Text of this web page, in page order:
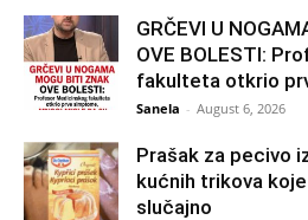
GRČEVI U
OVE BOLESTI:
fakulteta otkrio
Sanela - August 6, 2026
Prašak za pecivo
kućnih trikova
slučajno